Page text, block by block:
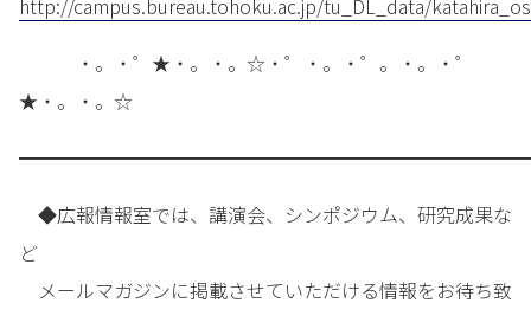
http://campus.bureau.tohoku.ac.jp/tu_DL_data/
・。・゜★・。・。☆・゜・。・゜。・。・゜
★・。・。☆
◆広報情報室では、講演会、シンポジウム、研究成果な
ど
メールマガジンに掲載させていただける情報をお待ち致